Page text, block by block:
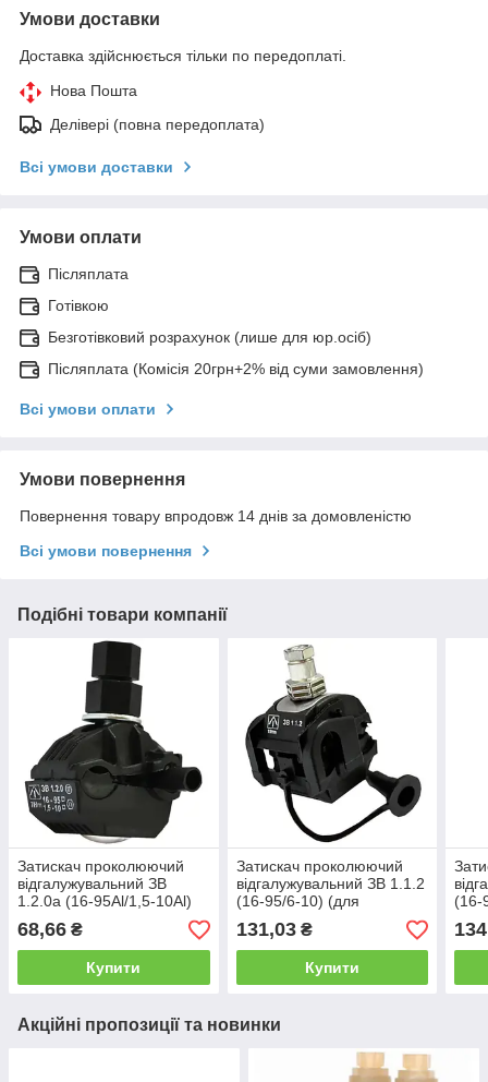
Умови доставки
Доставка здійснюється тільки по передоплаті.
Нова Пошта
Делівері (повна передоплата)
Всі умови доставки
Умови оплати
Післяплата
Готівкою
Безготівковий розрахунок (лише для юр.осіб)
Післяплата (Комісія 20грн+2% від суми замовлення)
Всі умови оплати
Умови повернення
Повернення товару впродовж 14 днів за домовленістю
Всі умови повернення
Подібні товари компанії
Затискач проколюючий
відгалужувальний ЗВ
1.2.0а (16-95Al/1,5-10Al)
ЛІЗО (для підключення
світильників)
68,66 ₴
Купити
Затискач проколюючий
відгалужувальний ЗВ 1.1.2
(16-95/6-10) (для
заземлення) ЛІЗО
131,03₴
Купити
(16-
Акційні пропозиції та новинки